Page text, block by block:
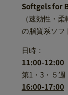
Softgels for
（速効性・
の脂質系ソフ
日時：
11:00-12:00
第1・3・５
16:00-17:00